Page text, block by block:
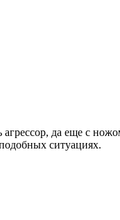
да еще с
ситуациях.